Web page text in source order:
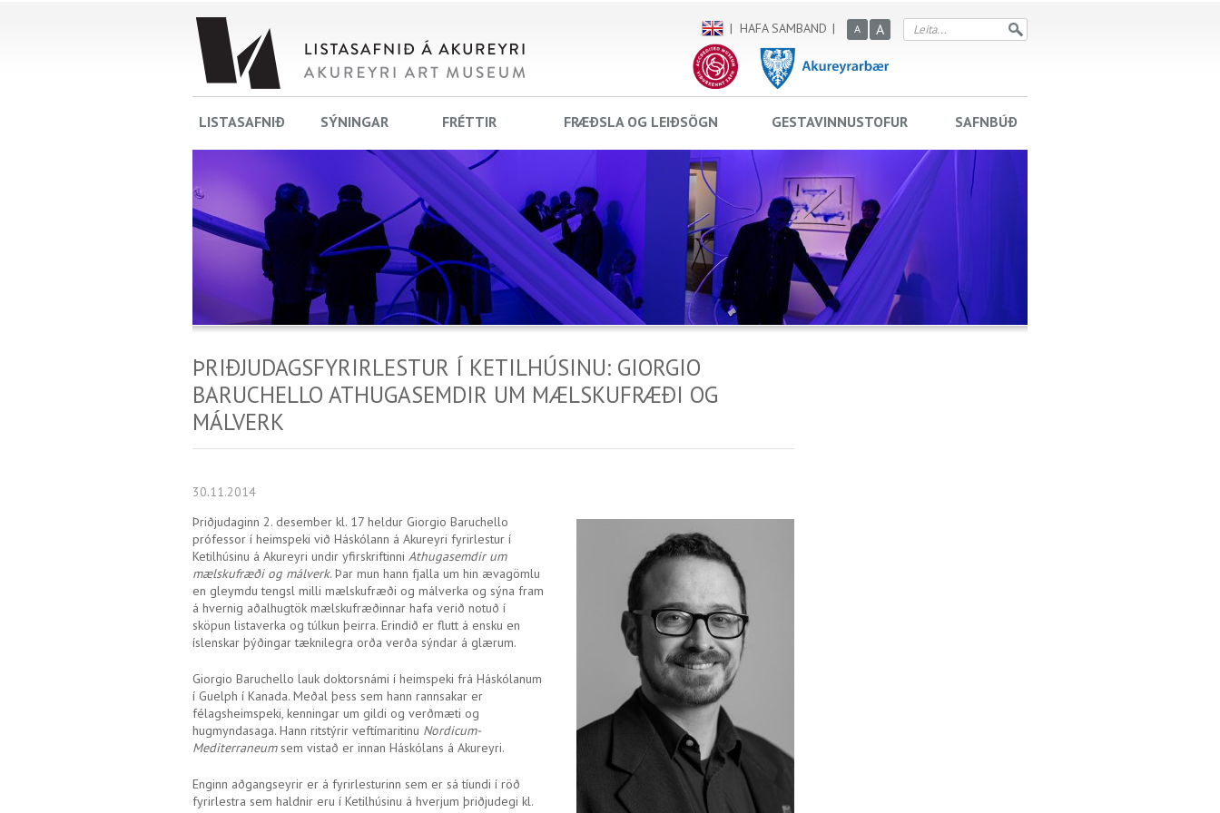
ÞRIÐJUDAGSFYRIRLESTUR Í KETILHÚSINU: GIORGIO
BARUCHELLO ATHUGASEMDIR UM MÆLSKUFRÆÐI OG
MÁLVERK
30.11.2014
Þriðjudaginn 2. desember kl. 17 heldur Giorgio Baruchello
prófessor í heimspeki við Háskólann á Akureyri fyrirlestur í
Ketilhúsinu á Akureyri undir yfirskriftinni Athugasemdir um
mælskufræði og málverk. Þar mun hann fjalla um hin ævagömlu
en gleymdu tengsl milli mælskufræði og málverka og sýna fram
á hvernig aðalhugtök mælskufræðinnar hafa verið notuð í
sköpun listaverka og túlkun þeirra. Erindið er flutt á ensku en
íslenskar þýðingar tæknilegra orða verða sýndar á glærum.
Giorgio Baruchello lauk doktorsnámi í heimspeki frá Háskólanum
í Guelph í Kanada. Meðal þess sem hann rannsakar er
félagsheimspeki, kenningar um gildi og verðmæti og
hugmyndasaga. Hann ritstýrir veftímaritinu Nordicum-
Mediterraneumsem vistað er innan Háskólans á Akureyri.
Enginn aðgangseyrir er á fyrirlesturinn sem er sá tíundi í röð
fyrirlestra sem haldnir eru í Ketilhúsinu á hverjum þriðjudegi kl.
LISTASAFNIÐ SÝNINGAR FRÉTTIR FRÆÐSLA OG LEIÐSÖGN GESTAVINNUSTOFUR SAFNBÚÐ
A A
HAFA SAMBAND